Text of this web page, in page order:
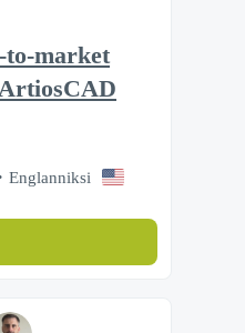
Englanniksi